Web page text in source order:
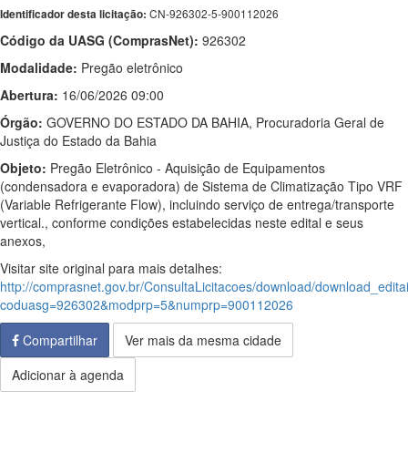
Identificador desta licitação: CN-926302-5-900112026
Código da UASG (ComprasNet): 926302
Modalidade: Pregão eletrônico
Abertura: 16/06/2026 09:00
Órgão: GOVERNO DO ESTADO DA BAHIA, Procuradoria Geral de
Justiça do Estado da Bahia
Objeto: Pregão Eletrônico - Aquisição de Equipamentos
(condensadora e evaporadora) de Sistema de Climatização Tipo VRF
(Variable Refrigerante Flow), incluindo serviço de entrega/transporte
vertical., conforme condições estabelecidas neste edital e seus
anexos,
Visitar site original para mais detalhes:
http://comprasnet.gov.br/ConsultaLicitacoes/download/
coduasg=926302&modprp=5&numprp=900112026
Compartilhar
Ver mais da mesma cidade
Adicionar à agenda